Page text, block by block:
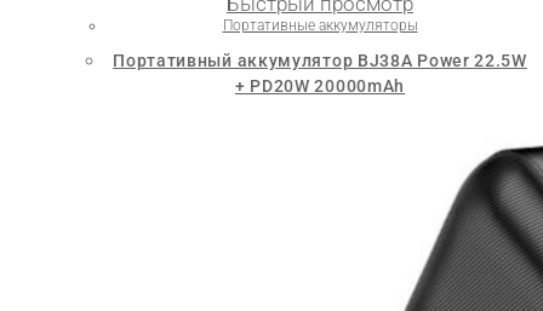
Портативные аккумуляторы
Портативный аккумулятор BJ38A Power 22.5W
+ PD20W 20000mAh